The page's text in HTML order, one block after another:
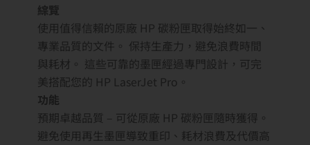
綜覽
使用值得信賴的原廠 HP 碳粉匣取得始終如一、
專業品質的文件。 保持生產力，避免浪費時間
與耗材。 這些可靠的墨匣經過專門設計，可完
美搭配您的 HP LaserJet Pro。
功能
預期卓越品質 – 可從原廠 HP 碳粉匣隨時獲得。
避免使用再生墨匣導致重印、耗材浪費及代價高